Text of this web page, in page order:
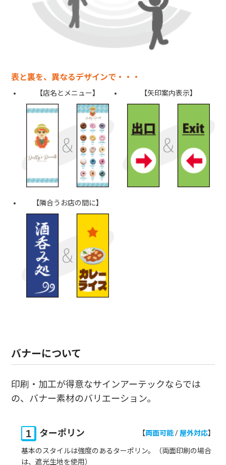
表と裏を、異なるデザインで・・・
店名とメニュー 矢印案内表示
隣合うお店の間に
バナーについて
印刷・加工が得意なサインアーテックならでは
の、バナー素材のバリエーション。
ターポリン 両面可能/ 屋外対応
基本のスタイルは強度のあるターポリン。（両面印刷の場合
は、遮光生地を使用）